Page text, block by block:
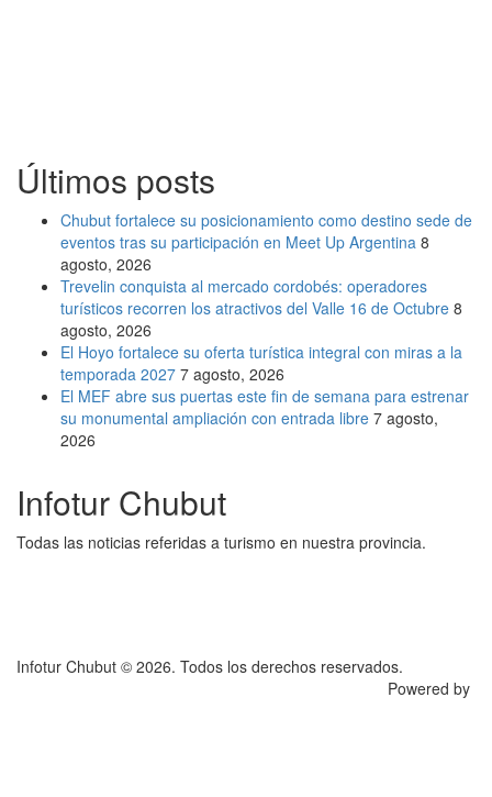
Últimos posts
Chubut fortalece su posicionamiento como destino sede de
eventos tras su participación en Meet Up Argentina 8
agosto, 2026
Trevelin conquista al mercado cordobés: operadores
turísticos recorren los atractivos del Valle 16 de Octubre 8
agosto, 2026
El Hoyo fortalece su oferta turística integral con miras a la
temporada 2027 7 agosto, 2026
El MEF abre sus puertas este fin de semana para estrenar
su monumental ampliación con entrada libre 7 agosto,
2026
Infotur Chubut
Todas las noticias referidas a turismo en nuestra provincia.
Infotur Chubut © 2026. Todos los derechos reservados.
Powered by